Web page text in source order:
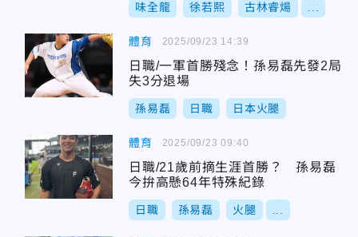
味全龍 徐若熙 古林睿煬
體育
日職/一軍首勝殘念！孫易磊先發2局
失3分退場
孫易磊 日職 日本火腿
2025/09/23 14:39
體育
日職/21歲前摘生涯首勝？ 孫易磊
今拚高懸64年特殊紀錄
日職 孫易磊 火腿
2025/09/23 09:40